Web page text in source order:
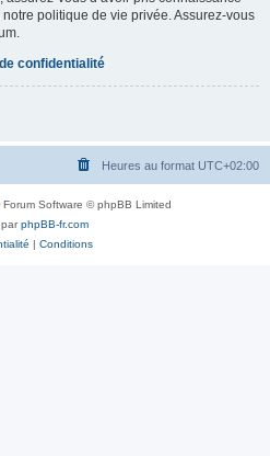
politique de vie privée. Assurez-vous
confidentialité
Heures au format UTC+02:00
Forum Software © phpBB Limited
parphpBB-fr.com
| Conditions